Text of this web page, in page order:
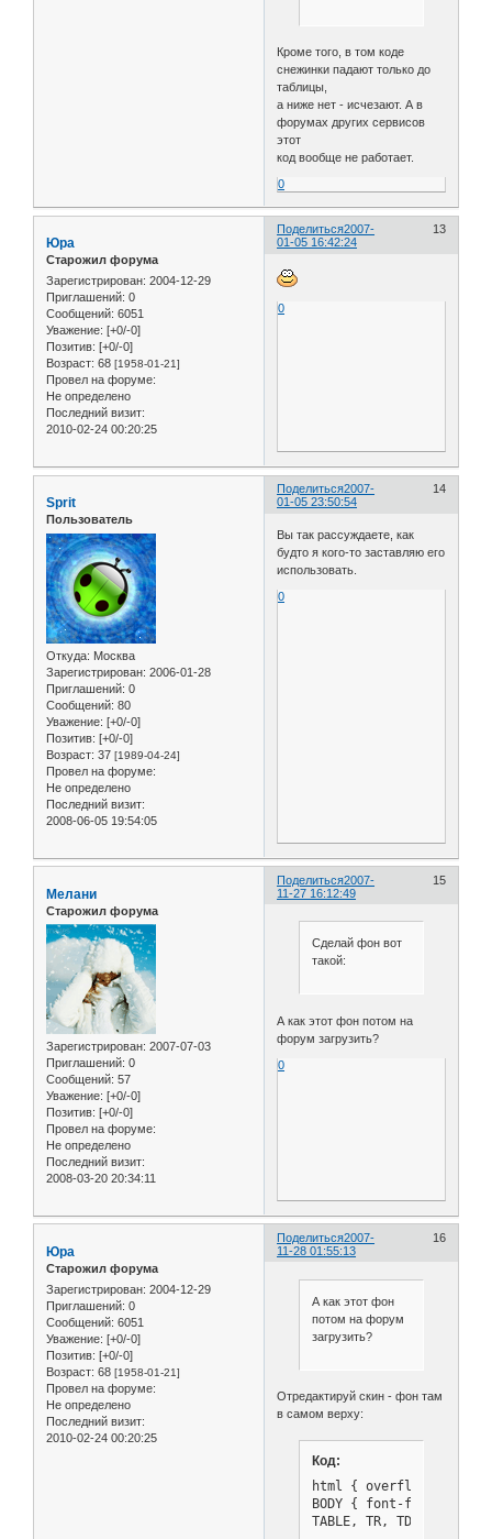
}
if (flag[i])
dx[i] += stx[i];
else
dx[i] -= stx[i];
xp[i]+=amx[i]*dx[i];
flag[i]=!flag[i];
}
stx[i] = 0.02 +
sty[i] = 0.7 +
doc_height =
}
if (flag[i])
if (ns4up) {
snowNS();
} else if (ie4up) {
snowIE();
}
// End -->
Кроме того, в том коде
снежинки падают только до
таблицы,
а ниже нет - исчезают. А в
форумах других сервисов
этот
код вообще не работает.
0
Поделиться 13
2007-
01-05 16:42:24
Юра
Старожил форума
Зарегистрирован: 2004-12-29
Приглашений: 0
Сообщений: 6051
Уважение: [+0/-0]
Позитив: [+0/-0]
Возраст: 68 [1958-01-21]
Провел на форуме:
Не определено
Последний визит:
2010-02-24 00:20:25
0
Поделиться 14
2007-
01-05 23:50:54
Sprit
Пользователь
Откуда: Москва
Зарегистрирован: 2006-01-28
Приглашений: 0
Сообщений: 80
Уважение: [+0/-0]
Позитив: [+0/-0]
Возраст: 37 [1989-04-24]
Провел на форуме:
Не определено
Последний визит:
2008-06-05 19:54:05
Вы так рассуждаете, как
будто я кого-то заставляю его
использовать.
0
Поделиться 15
2007-
11-27 16:12:49
Мелани
Старожил форума
Зарегистрирован: 2007-07-03
Приглашений: 0
Сообщений: 57
Уважение: [+0/-0]
Позитив: [+0/-0]
Провел на форуме:
Не определено
Последний визит:
2008-03-20 20:34:11
Сделай фон вот
такой:
А как этот фон потом на
форум загрузить?
0
Поделиться 16
2007-
11-28 01:55:13
Юра
Старожил форума
Зарегистрирован: 2004-12-29
Приглашений: 0
Сообщений: 6051
Уважение: [+0/-0]
Позитив: [+0/-0]
Возраст: 68 [1958-01-21]
Провел на форуме:
Не определено
Последний визит:
2010-02-24 00:20:25
А как этот фон
потом на форум
загрузить?
Отредактируй скин - фон там
в самом верху:
Код:
html { overflow-x:
BODY { font-family:
TABLE, TR, TD { font-